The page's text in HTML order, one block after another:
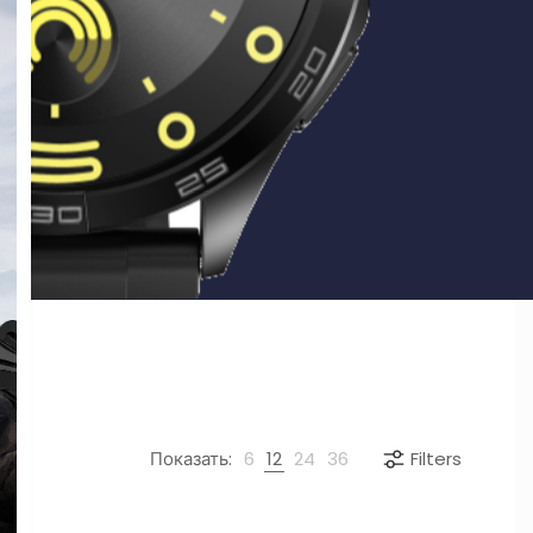
Показать: 6 12 24 36 Filters